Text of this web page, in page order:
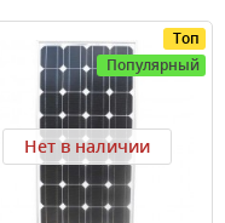
Топ
Популярный
Нет в наличии